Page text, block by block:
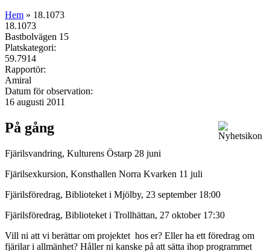
Hem » 18.1073
18.1073
Bastbolvägen 15
Platskategori:
59.7914
Rapportör:
Amiral
Datum för observation:
16 augusti 2011
På gång
Fjärilsvandring, Kulturens Östarp 28 juni
Fjärilsexkursion, Konsthallen Norra Kvarken 11 juli
Fjärilsföredrag, Biblioteket i Mjölby, 23 september 18:00
Fjärilsföredrag, Biblioteket i Trollhättan, 27 oktober 17:30
Vill ni att vi berättar om projektet hos er? Eller ha ett föredrag om
fjärilar i allmänhet? Håller ni kanske på att sätta ihop programmet